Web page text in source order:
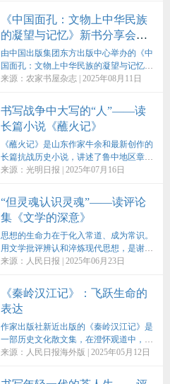
《中国面孔：文物上中华民族
的凝望与记忆》新书分享会在
京举办
由中国出版集团东方出版中心举办的《中
国面孔：文物上中华民族的凝望与记忆》
（以下简称“《中国面孔》”）新书分享会
来源：农家书屋杂志 | 2025年08月11日
书写战争中大写的“人”——读
长篇小说《蘸火记》
《蘸火记》是山东作家牛余和最新创作的
长篇抗战历史小说，讲述了鲁中地区章丘
长岭山南麓尚邨英、梁铁峰、卢毓奎率领
来源：光明日报 | 2025年07月16日
“但灵魂认识灵魂”——读评论
集《文学的深意》
思想的生命力在于化入常道、成为常识。
用文学批评辨认和淬炼现代思想，是谢有
顺文学批评的一种自觉、一种特色。《文
也是其文学观点的延续和拓展。
来源：人民日报 | 2025年06月23日
《秦岭汉江记》：飞跃生命的
表达
作家出版社新近出版的《秦岭汉江记》是
一部历史文化散文集，在澄怀观道中，作
者楚建锋通过对人们熟悉的秦岭、汉江的
察、人类学观照，形成了独特的文学叙
来源：人民日报海外版 | 2025年05月12日